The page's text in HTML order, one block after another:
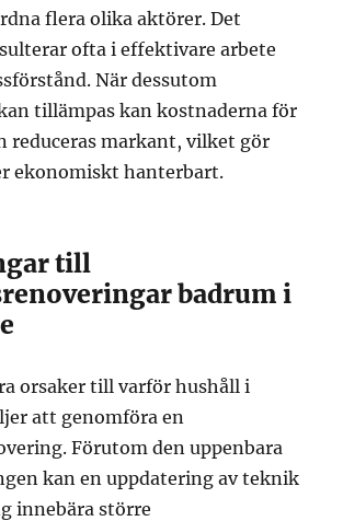
flera olika aktörer. Det
ofta i effektivare arbete
När dessutom
tillämpas kan kostnaderna för
reduceras markant, vilket gör
ekonomiskt hanterbart.
till
badrum i
orsaker till varför hushåll i
att genomföra en
Förutom den uppenbara
kan en uppdatering av teknik
innebära större